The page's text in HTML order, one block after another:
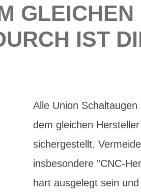
IST
Alle Union
dem gleichen
sichergestellt.
insbesondere ”CNC-
hart ausgelegt sein